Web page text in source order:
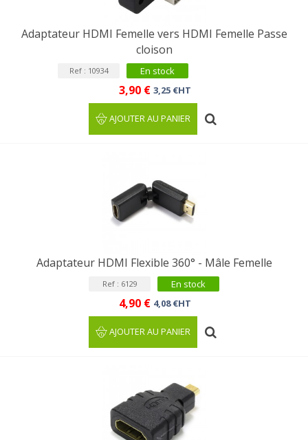
Adaptateur HDMI Femelle vers HDMI Femelle Passe
cloison
Ref : 10934 En stock
3,90 € 3,25 €HT
AJOUTER AU PANIER
Adaptateur HDMI Flexible 360° - Mâle Femelle
Ref : 6129 En stock
4,90 € 4,08 €HT
AJOUTER AU PANIER